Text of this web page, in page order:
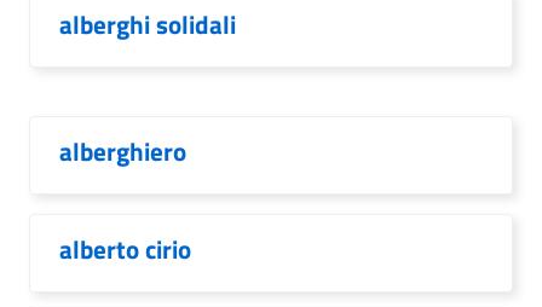
alberghi solidali
alberghiero
alberto cirio